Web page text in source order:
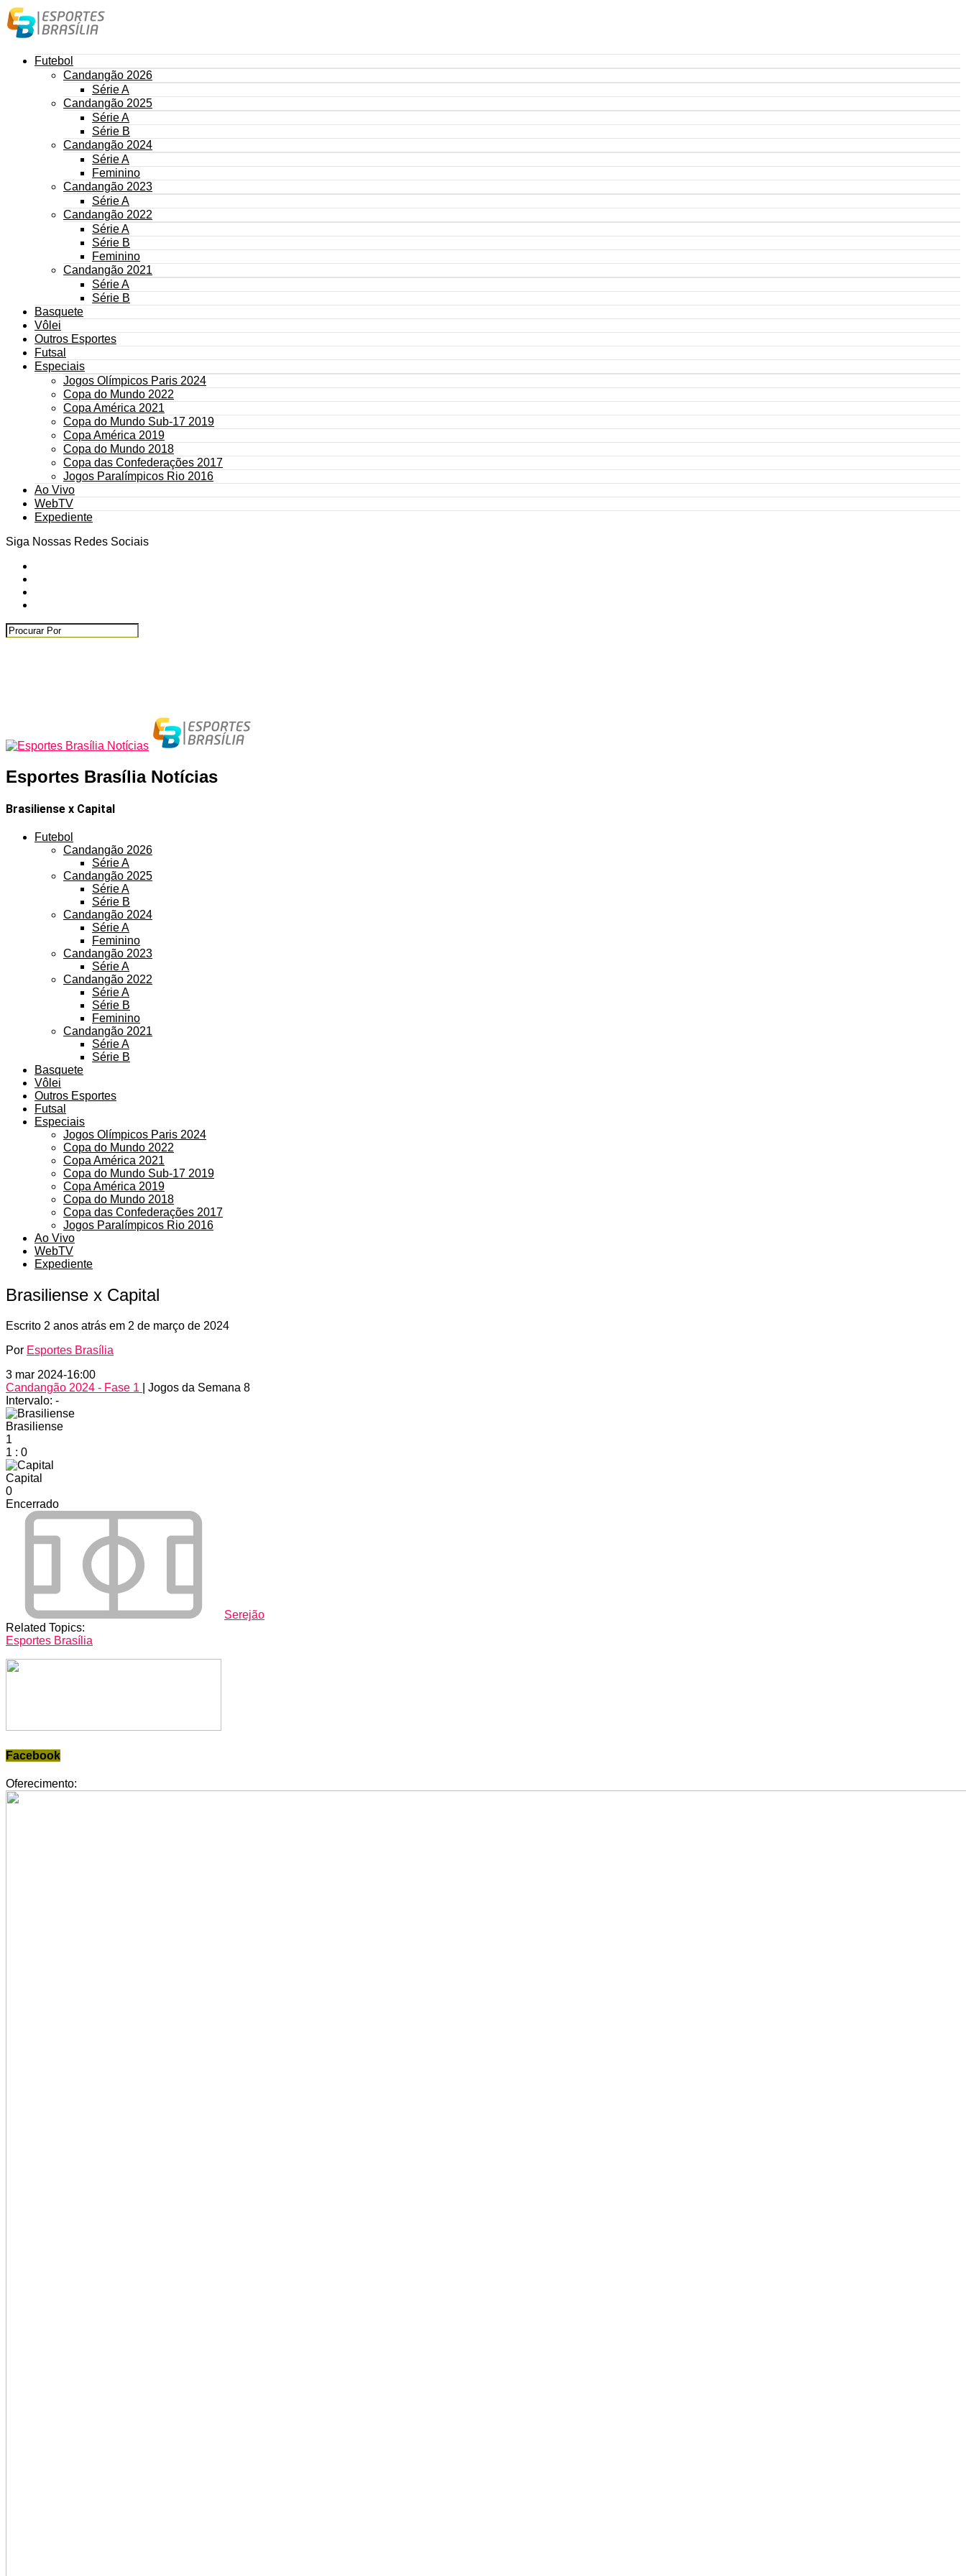
Futebol
Candangão 2026
Série A
Candangão 2025
Série A
Série B
Candangão 2024
Série A
Feminino
Candangão 2023
Série A
Candangão 2022
Série A
Série B
Feminino
Candangão 2021
Série A
Série B
Basquete
Vôlei
Outros Esportes
Futsal
Especiais
Jogos Olímpicos Paris 2024
Copa do Mundo 2022
Copa América 2021
Copa do Mundo Sub-17 2019
Copa América 2019
Copa do Mundo 2018
Copa das Confederações 2017
Jogos Paralímpicos Rio 2016
Ao Vivo
WebTV
Expediente
Siga Nossas Redes Sociais
Esportes Brasília Notícias
Brasiliense x Capital
Futebol
Candangão 2026
Série A
Candangão 2025
Série A
Série B
Candangão 2024
Série A
Feminino
Candangão 2023
Série A
Candangão 2022
Série A
Série B
Feminino
Candangão 2021
Série A
Série B
Basquete
Vôlei
Outros Esportes
Futsal
Especiais
Jogos Olímpicos Paris 2024
Copa do Mundo 2022
Copa América 2021
Copa do Mundo Sub-17 2019
Copa América 2019
Copa do Mundo 2018
Copa das Confederações 2017
Jogos Paralímpicos Rio 2016
Ao Vivo
WebTV
Expediente
Brasiliense x Capital
Escrito 2 anos atrás em 2 de março de 2024
Por Esportes Brasília
3 mar 2024-16:00
Candangão 2024 - Fase 1
| Jogos da Semana 8
Intervalo: -
Brasiliense
1
1 : 0
Capital
0
Encerrado
Serejão
Related Topics:
Esportes Brasília
Facebook
Oferecimento: